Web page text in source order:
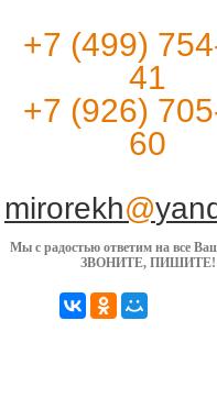
+7 (499)
41
+7 (926)
60
mirorekh@
Мы с радостью ответим на все
ЗВОНИТЕ, ПИШИТЕ!